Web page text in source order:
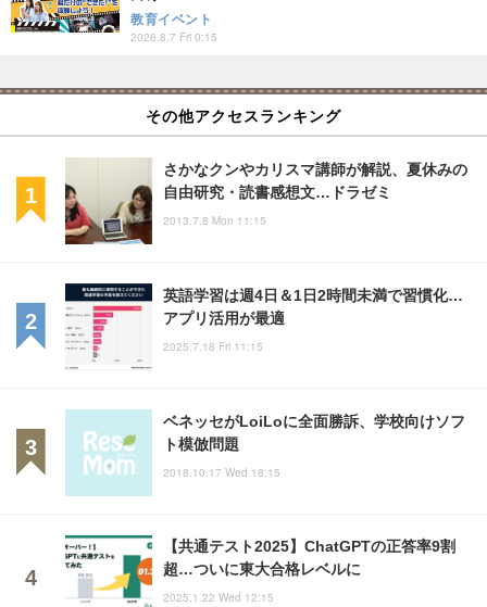
教育イベント
2026.8.7 Fri 0:15
その他アクセスランキング
さかなクンやカリスマ講師が解説、夏休みの
自由研究・読書感想文…ドラゼミ
2013.7.8 Mon 11:15
英語学習は週4日＆1日2時間未満で習慣化…
アプリ活用が最適
2025.7.18 Fri 11:15
ベネッセがLoiLoに全面勝訴、学校向けソフ
ト模倣問題
2018.10.17 Wed 18:15
【共通テスト2025】ChatGPTの正答率9割
超…ついに東大合格レベルに
2025.1.22 Wed 12:15